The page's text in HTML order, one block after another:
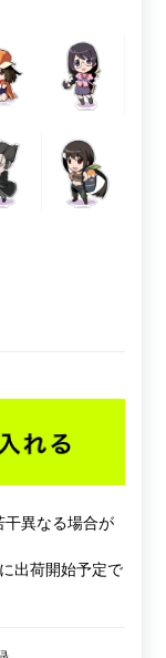
異なる場合が
出荷開始予定で